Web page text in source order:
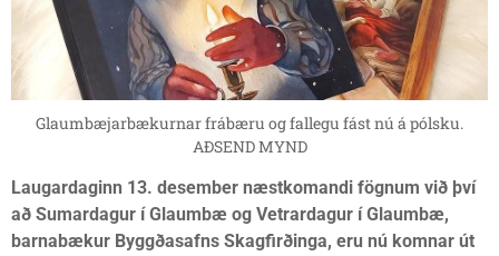
Glaumbæjarbækurnar frábæru og fallegu fást nú á pólsku.
AÐSEND MYND
Laugardaginn 13. desember næstkomandi fögnum við því
að Sumardagur í Glaumbæ og Vetrardagur í Glaumbæ,
barnabækur Byggðasafns Skagfirðinga, eru nú komnar út